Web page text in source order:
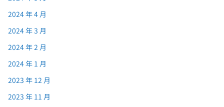
2024 年 4 月
2024 年 3 月
2024 年 2 月
2024 年 1 月
2023 年 12 月
2023 年 11 月